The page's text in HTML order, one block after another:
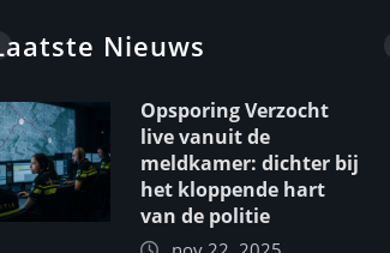
Nieuws
Opsporing Verzocht
live vanuit de
meldkamer: dichter bij
het kloppende hart
van de politie